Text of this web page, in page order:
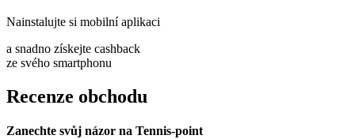
Nainstalujte si mobilní aplikaci
a snadno získejte cashback
ze svého smartphonu
Recenze obchodu
Zanechte svůj názor na Tennis-point